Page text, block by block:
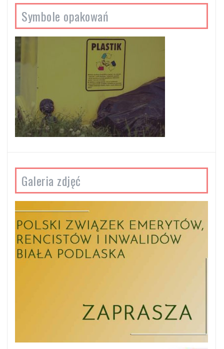
Symbole opakowań
Galeria zdjęć